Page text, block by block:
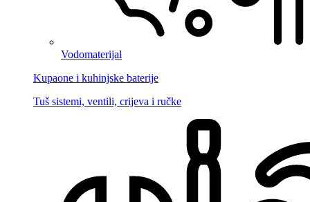
Vodomaterijal
Kupaone i kuhinjske baterije
Tuš sistemi, ventili, crijeva i ručke